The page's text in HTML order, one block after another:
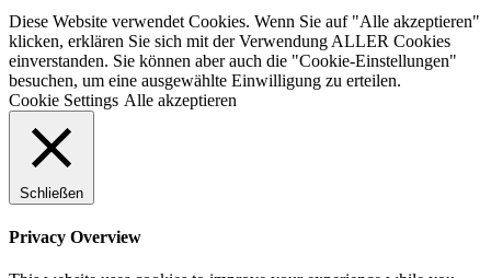
Diese Website verwendet Cookies. Wenn Sie auf "Alle akzeptieren"
klicken, erklären Sie sich mit der Verwendung ALLER Cookies
einverstanden. Sie können aber auch die "Cookie-Einstellungen"
besuchen, um eine ausgewählte Einwilligung zu erteilen.
Cookie Settings Alle akzeptieren
Schließen
Privacy Overview